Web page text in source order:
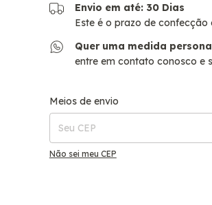
Envio em até: 30 Dias
Este é o prazo de
Quer uma medida
entre em contato conosco e
Entregas para o CEP:
Meios de envio
Não sei meu CEP